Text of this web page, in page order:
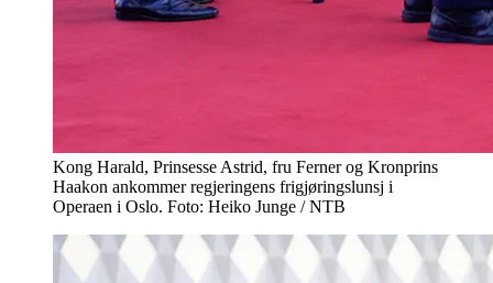
Kong Harald, Prinsesse Astrid, fru Ferner og Kronprins
Haakon ankommer regjeringens frigjøringslunsj i
Operaen i Oslo. Foto: Heiko Junge / NTB